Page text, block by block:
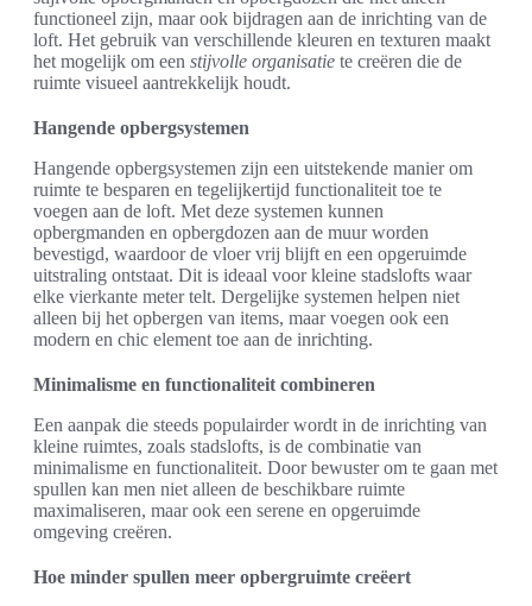
functioneel zijn, maar ook bijdragen aan de inrichting van de
loft. Het gebruik van verschillende kleuren en texturen maakt
het mogelijk om een stijvolle organisatie te creëren die de
ruimte visueel aantrekkelijk houdt.
Hangende opbergsystemen
Hangende opbergsystemen zijn een uitstekende manier om
ruimte te besparen en tegelijkertijd functionaliteit toe te
voegen aan de loft. Met deze systemen kunnen
opbergmanden en opbergdozen aan de muur worden
bevestigd, waardoor de vloer vrij blijft en een opgeruimde
uitstraling ontstaat. Dit is ideaal voor kleine stadslofts waar
elke vierkante meter telt. Dergelijke systemen helpen niet
alleen bij het opbergen van items, maar voegen ook een
modern en chic element toe aan de inrichting.
Minimalisme en functionaliteit combineren
Een aanpak die steeds populairder wordt in de inrichting van
kleine ruimtes, zoals stadslofts, is de combinatie van
minimalisme en functionaliteit. Door bewuster om te gaan met
spullen kan men niet alleen de beschikbare ruimte
maximaliseren, maar ook een serene en opgeruimde
omgeving creëren.
Hoe minder spullen meer opbergruimte creëert